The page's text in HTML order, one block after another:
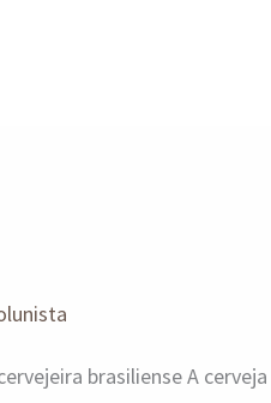
brasiliense A cerveja